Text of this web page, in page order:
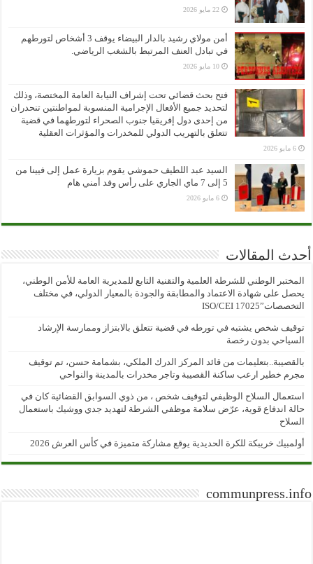
22 مايو 2026
أمن مولاي رشيد بالدار البيضاء يوقف 3 أشخاص لتورطهم
في تبادل العنف المرتبط بالشغب الرياضي.
10 مايو 2026
فتح بحث قضائي تحت إشراف النيابة العامة المختصة، وذلك
لتحديد جميع الأفعال الإجرامية المنسوبة لمواطنتين تنحدران
من إحدى دول إفريقيا جنوب الصحراء لتورطهما في قضية
تتعلق بالتهريب الدولي للمخدرات والمؤثرات العقلية
6 مايو 2026
السيد عبد اللطيف حموشي يقوم بزيارة عمل إلى فيينا من
5 إلى 7 ماي الجاري على رأس وفد أمني هام
6 مايو 2026
أحدث المقالات
المختبر الوطني للشرطة العلمية والتقنية التابع للمديرية العامة للأمن الوطني،
يحصل على شهادة الاعتماد والمطابقة والجودة بالمعيار الدولي، في مختلف
التخصصات”ISO/CEI 17025
توقيف شخص يشتبه في تورطه في قضية تتعلق بالابتزاز وممارسة الإرشاد
السياحي بدون رخصة
بالقصيبة..بتعليمات من قائد المركز الدرك الملكي، بشمامة حسن، تم توقيف
مجرم خطير ارعب ساكنة القصيبة وتاجر مخدرات بالمدينة والنواحي
استعمال السلاح الوظيفي لتوقيف شخص ، من ذوي السوابق القضائية كان في
حالة اندفاع قوية، عرّض سلامة موظفي الشرطة لتهديد جدي ووشيك باستعمال
السلاح
أولمبيك خريبكة للكرة الحديدية يوقع مشاركة متميزة في كأس العرش 2026
communpress.info